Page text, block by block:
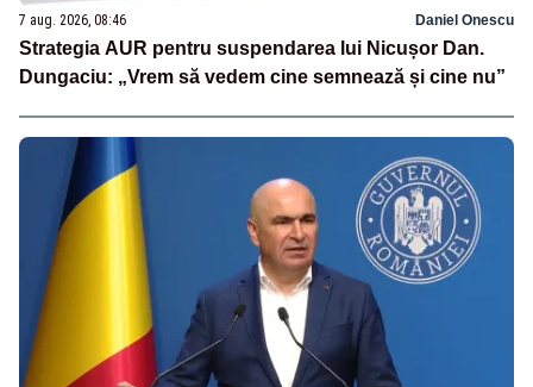
7 aug. 2026, 08:46 Daniel Onescu
Strategia AUR pentru suspendarea lui Nicușor Dan.
Dungaciu: „Vrem să vedem cine semnează și cine nu”